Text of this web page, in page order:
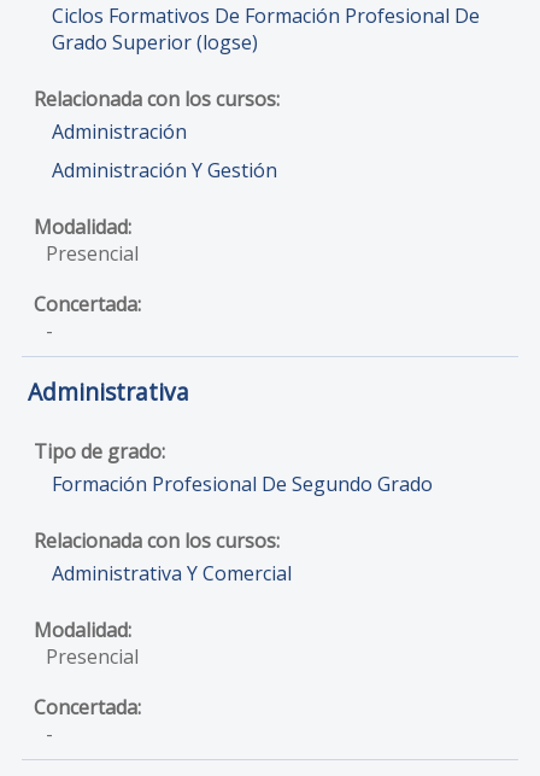
Ciclos Formativos De Formación Profesional De
Grado Superior (logse)
Administración
Administración Y Gestión
Presencial
-
Administrativa
Formación Profesional De Segundo Grado
Administrativa Y Comercial
Presencial
-